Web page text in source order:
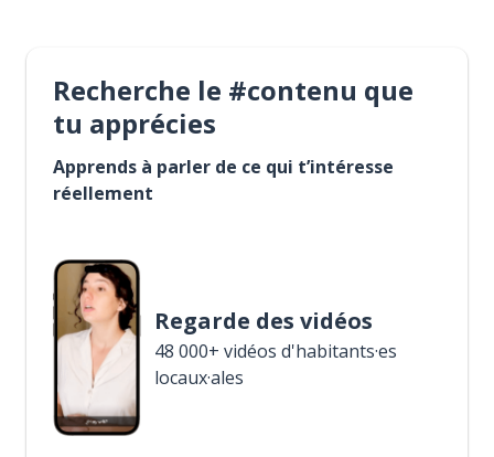
Recherche le #contenu que
tu apprécies
Apprends à parler de ce qui t’intéresse
réellement
Regarde des vidéos
48 000+ vidéos d'habitants·es
locaux·ales